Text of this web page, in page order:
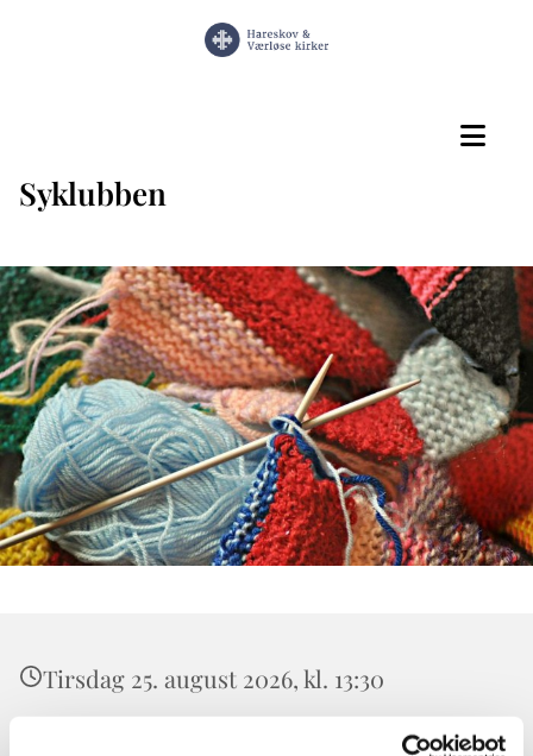
Syklubben
Tirsdag 25. august 2026, kl. 13:30
Værløse Sognegård, Højeloft Vænge 20,